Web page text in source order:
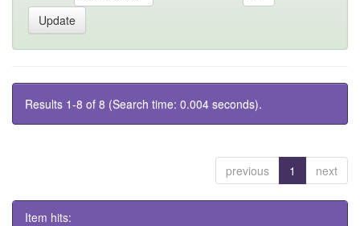
Results 1-8 of 8 (Search time: 0.004 seconds).
previous 1 next
Item hits: